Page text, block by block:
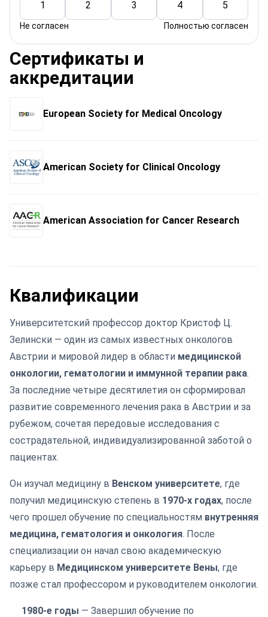
1 2 3 4 5
Не согласен Полностью согласен
Сертификаты и
аккредитации
European Society for Medical Oncology
American Society for Clinical Oncology
American Association for Cancer Research
Квалификации
Университетский профессор доктор Кристоф Ц.
Зелински — один из самых известных онкологов
Австрии и мировой лидер в области медицинской
онкологии, гематологии и иммунной терапии рака.
За последние четыре десятилетия он сформировал
развитие современного лечения рака в Австрии и за
рубежом, сочетая передовые исследования с
сострадательной, индивидуализированной заботой о
пациентах.
Он изучал медицину в Венском университете, где
получил медицинскую степень в 1970-х годах, после
чего прошел обучение по специальностям внутренняя
медицина, гематология и онкология. После
специализации он начал свою академическую
карьеру в Медицинском университете Вены, где
позже стал профессором и руководителем онкологии.
1980-е годы — Завершил обучение по